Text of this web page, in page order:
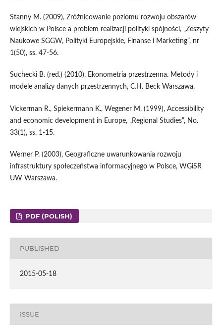
Stanny M. (2009), Zróżnicowanie poziomu rozwoju obszarów
wiejskich w Polsce a problem realizacji polityki spójności, „Zeszyty
Naukowe SGGW, Polityki Europejskie, Finanse i Marketing”, nr
1(50), ss. 47-56.
Suchecki B. (red.) (2010), Ekonometria przestrzenna. Metody i
modele analizy danych przestrzennych, C.H. Beck Warszawa.
Vickerman R., Spiekermann K., Wegener M. (1999), Accessibility
and economic development in Europe, „Regional Studies”, No.
33(1), ss. 1-15.
Werner P. (2003), Geograficzne uwarunkowania rozwoju
infrastruktury społeczeństwa informacyjnego w Polsce, WGiSR
UW Warszawa.
PDF (POLISH)
PUBLISHED
2015-05-18
ISSUE